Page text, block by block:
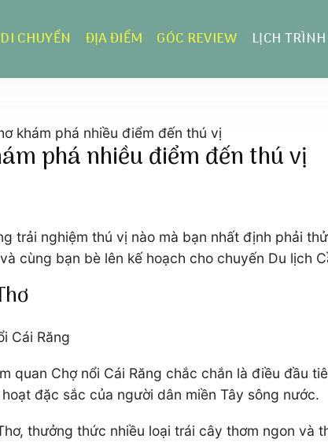
DI CHUYỂN ĐỊA ĐIỂM GÓC REVIEW LỊCH TRÌNH
khám phá nhiều điểm đến thú vị
phá nhiều điểm đến thú vị
trải nghiệm thú vị nào mà bạn nhất định phải
cùng bạn bè lên kế hoạch cho chuyến Du lịch
Cái Răng
quan Chợ nổi Cái Răng chắc chắn là điều đầu
đặc sắc của người dân miền Tây sông nước.
thưởng thức nhiều loại trái cây thơm ngon và